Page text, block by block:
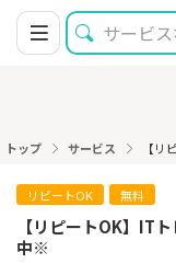
トップ サービス 【
リピートOK 無料
【リピートOK】IT
中※